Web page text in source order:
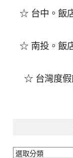
☆ 台中。飯
☆ 南投。飯
☆ 台灣度
分